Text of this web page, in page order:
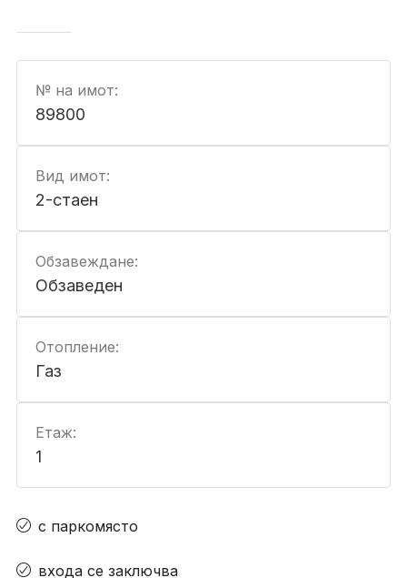
№ на имот:
89800
Вид имот:
2-стаен
Обзавеждане:
Обзаведен
Отопление:
Газ
Етаж:
1
с паркомясто
входа се заключва